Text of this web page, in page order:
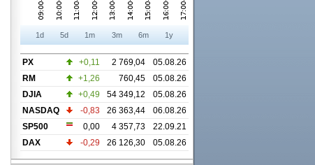
1d 5d 1m 3m 6m 1y
PX +0,11 2 769,04
05.08.26
RM
+1,26 760,45
05.08.26
DJIA
+0,49 54 349,12
05.08.26
NASDAQ
-0,83 26 363,44
06.08.26
SP500
0,00 4 357,73
22.09.21
DAX
-0,29 26 126,30 05.08.26